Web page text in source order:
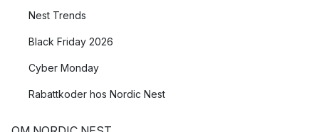
Nest Trends
Black Friday 2026
Cyber Monday
Rabattkoder hos Nordic Nest